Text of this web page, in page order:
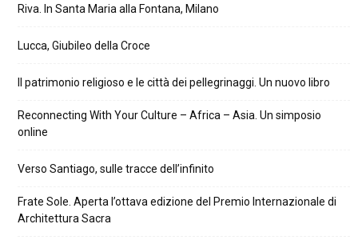
Riva. In Santa Maria alla Fontana, Milano
Lucca, Giubileo della Croce
Il patrimonio religioso e le città dei pellegrinaggi. Un nuovo libro
Reconnecting With Your Culture – Africa – Asia. Un simposio
online
Verso Santiago, sulle tracce dell’infinito
Frate Sole. Aperta l’ottava edizione del Premio Internazionale di
Architettura Sacra